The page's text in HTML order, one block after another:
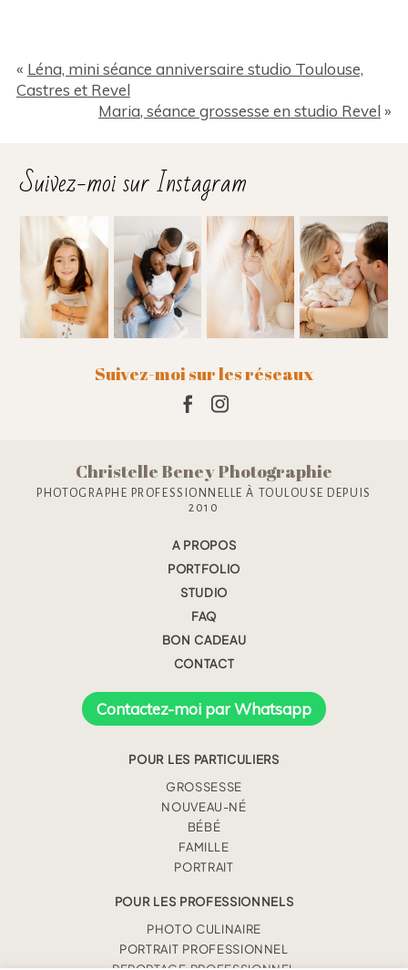
« Léna, mini séance anniversaire studio Toulouse,
Castres et Revel
Maria, séance grossesse en studio Revel »
Suivez-moi sur Instagram
Suivez-moi sur les réseaux
Christelle Beney Photographie
PHOTOGRAPHE PROFESSIONNELLE À TOULOUSE DEPUIS
2010
A PROPOS
PORTFOLIO
STUDIO
FAQ
BON CADEAU
CONTACT
Contactez-moi par Whatsapp
POUR LES PARTICULIERS
GROSSESSE
NOUVEAU-NÉ
BÉBÉ
FAMILLE
PORTRAIT
POUR LES PROFESSIONNELS
PHOTO CULINAIRE
PORTRAIT PROFESSIONNEL